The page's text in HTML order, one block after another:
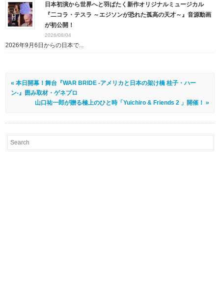
日本初演から世界へと羽ばたく新作オリジナルミュージカル
『二コラ・テスラ ～エジソンが恐れた孤高の天才～』音源動画
が初公開！
2026/08/04
2026年9月6日からの日本で...
« 本日開幕！舞台『WAR BRIDE -アメリカと日本の架け橋 桂子・ハー
ン-』囲み取材・ゲネプロ
山口祐一郎が贈る極上のひと時「Yuichiro & Friends 2 」開催！ »